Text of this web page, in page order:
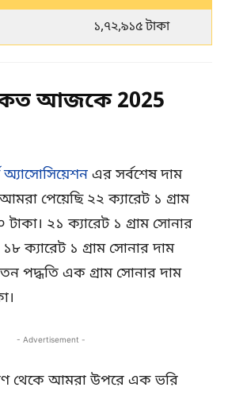
১,৭২,৯১৫ টাকা
কত আজকে 2025
অ্যাসোসিয়েশন এর সর্বশেষ দাম
পেয়েছি ২২ ক্যারেট ১ গ্রাম
২১ ক্যারেট ১ গ্রাম সোনার
ক্যারেট ১ গ্রাম সোনার দাম
পদ্ধতি এক গ্রাম সোনার দাম
- Advertisement -
থেকে আমরা উপরে এক ভরি